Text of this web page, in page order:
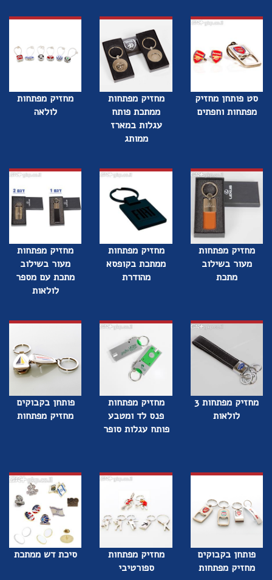
סט פותחן מחזיק
מפתחות וחפתים
מחזיק מפתחות
ממתכת פותח
עגלות במארז
ממותג
מחזיק מפתחות
לולאה
מחזיק מפתחות
מעור בשילוב
מתכת
מחזיק מפתחות
ממתכת בקופסא
מהודרת
מחזיק מפתחות
מעור בשילוב
מתכת עם מספר
לולאות
מחזיק מפתחות 3
לולאות
מחזיק מפתחות
פנס לד ומטבע
פותח עגלות סופר
פותחן בקבוקים
מחזיק מפתחות
פותחן בקבוקים
מחזיק מפתחות
מחזיק מפתחות
ספורטיבי
סיכת דש ממתכת